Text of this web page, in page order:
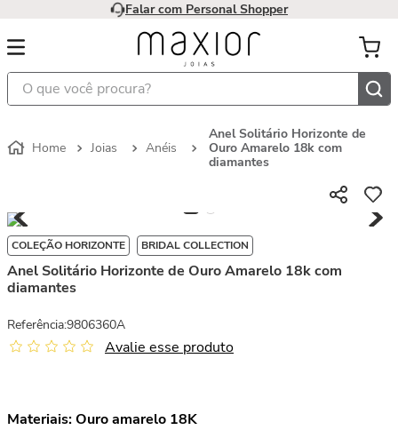
Falar com Personal Shopper
O que você procura?
Joias Anéis
Anel Solitário Horizonte de
Ouro Amarelo 18k com
diamantes
COLEÇÃO HORIZONTE BRIDAL COLLECTION
Anel Solitário Horizonte de Ouro Amarelo 18k com
diamantes
Referência:9806360A
Avalie esse produto
Materiais:Ouro amarelo 18K